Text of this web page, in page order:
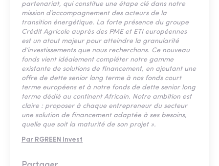
partenariat, qui constitue une étape clé dans notre
mission d’accompagnement des acteurs de la
transition énergétique. La forte présence du groupe
Crédit Agricole auprès des PME et ETI européennes
est un atout majeur pour atteindre la granularité
d’investissements que nous recherchons. Ce nouveau
fonds vient idéalement compléter notre gamme
existante de solutions de financement, en ajoutant une
offre de dette senior long terme à nos fonds court
terme européens et à notre fonds de dette senior long
terme dédié au continent Africain. Notre ambition est
claire : proposer à chaque entrepreneur du secteur
une solution de financement adaptée à ses besoins,
quelle que soit la maturité de son projet ».
Par RGREEN Invest